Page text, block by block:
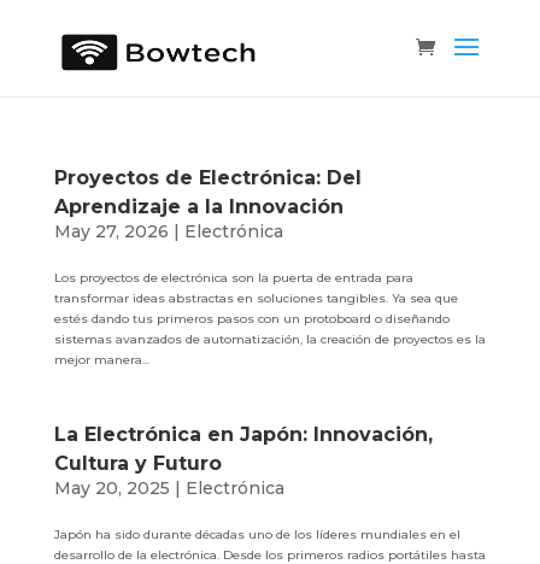
Proyectos de Electrónica: Del
Aprendizaje a la Innovación
May 27, 2026 | Electrónica
Los proyectos de electrónica son la puerta de entrada para
transformar ideas abstractas en soluciones tangibles. Ya sea que
estés dando tus primeros pasos con un protoboard o diseñando
sistemas avanzados de automatización, la creación de proyectos es la
mejor manera...
La Electrónica en Japón: Innovación,
Cultura y Futuro
May 20, 2025 | Electrónica
Japón ha sido durante décadas uno de los líderes mundiales en el
desarrollo de la electrónica. Desde los primeros radios portátiles hasta